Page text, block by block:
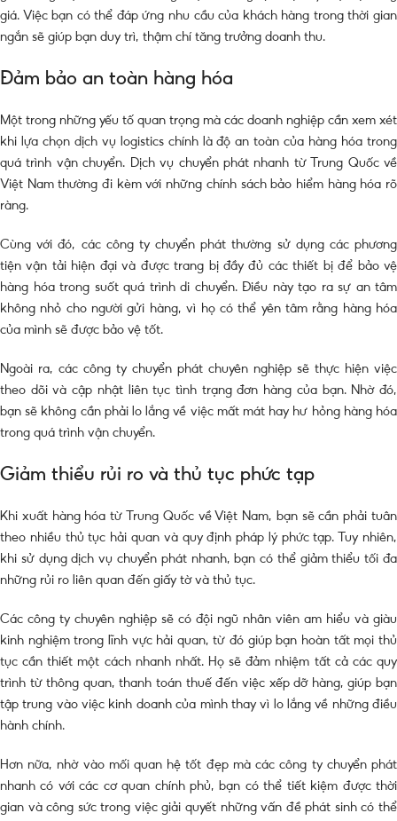
giá. Việc bạn có thể đáp ứng nhu cầu của khách hàng trong thời gian
ngắn sẽ giúp bạn duy trì, thậm chí tăng trưởng doanh thu.
Đảm bảo an toàn hàng hóa
Một trong những yếu tố quan trọng mà các doanh nghiệp cần xem xét
khi lựa chọn dịch vụ logistics chính là độ an toàn của hàng hóa trong
quá trình vận chuyển. Dịch vụ chuyển phát nhanh từ Trung Quốc về
Việt Nam thường đi kèm với những chính sách bảo hiểm hàng hóa rõ
ràng.
Cùng với đó, các công ty chuyển phát thường sử dụng các phương
tiện vận tải hiện đại và được trang bị đầy đủ các thiết bị để bảo vệ
hàng hóa trong suốt quá trình di chuyển. Điều này tạo ra sự an tâm
không nhỏ cho người gửi hàng, vì họ có thể yên tâm rằng hàng hóa
của mình sẽ được bảo vệ tốt.
Ngoài ra, các công ty chuyển phát chuyên nghiệp sẽ thực hiện việc
theo dõi và cập nhật liên tục tình trạng đơn hàng của bạn. Nhờ đó,
bạn sẽ không cần phải lo lắng về việc mất mát hay hư hỏng hàng hóa
trong quá trình vận chuyển.
Giảm thiểu rủi ro và thủ tục phức tạp
Khi xuất hàng hóa từ Trung Quốc về Việt Nam, bạn sẽ cần phải tuân
theo nhiều thủ tục hải quan và quy định pháp lý phức tạp. Tuy nhiên,
khi sử dụng dịch vụ chuyển phát nhanh, bạn có thể giảm thiểu tối đa
những rủi ro liên quan đến giấy tờ và thủ tục.
Các công ty chuyên nghiệp sẽ có đội ngũ nhân viên am hiểu và giàu
kinh nghiệm trong lĩnh vực hải quan, từ đó giúp bạn hoàn tất mọi thủ
tục cần thiết một cách nhanh nhất. Họ sẽ đảm nhiệm tất cả các quy
trình từ thông quan, thanh toán thuế đến việc xếp dỡ hàng, giúp bạn
tập trung vào việc kinh doanh của mình thay vì lo lắng về những điều
hành chính.
Hơn nữa, nhờ vào mối quan hệ tốt đẹp mà các công ty chuyển phát
nhanh có với các cơ quan chính phủ, bạn có thể tiết kiệm được thời
gian và công sức trong việc giải quyết những vấn đề phát sinh có thể